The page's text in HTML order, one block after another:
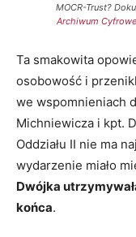
MOCR-Trust?
Archiwum
Ta smakowita
osobowość i
we wspomnieniach
Michniewicza i kpt.
Oddziału II nie ma
wydarzenie miało
Dwójka
końca.